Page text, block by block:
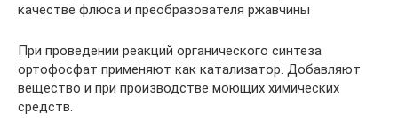
качестве флюса и преобразователя ржавчины
При проведении реакций органического синтеза
ортофосфат применяют как катализатор. Добавляют
вещество и при производстве моющих химических
средств.